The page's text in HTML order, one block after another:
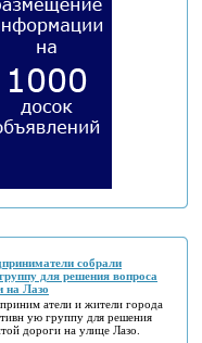
собрали
для решения вопроса
на Лазо
атели и жители города
ую группу для решения
дороги на улице Лазо.